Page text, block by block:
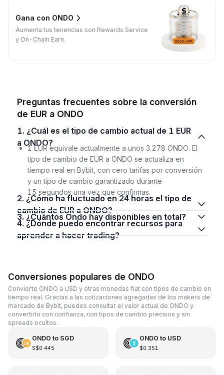
Gana con ONDO
Aumenta tus tenencias con Rewards Service
y On-Chain Earn.
Preguntas frecuentes sobre la conversión
de EUR a ONDO
1. ¿Cuál es el tipo de cambio actual de 1 EUR
a ONDO?
1 EUR equivale actualmente a unos 3.278 ONDO. El
tipo de cambio de EUR a ONDO se actualiza en
tiempo real en Bybit, con cero tarifas por conversión
y un tipo de cambio garantizado durante
15 segundos una vez que confirmas.
2. ¿Cómo ha fluctuado en 24 horas el tipo de
cambio de EUR a ONDO?
3. ¿Cuántos Ondo hay disponibles en total?
4. ¿Dónde puedo encontrar recursos para
aprender a hacer trading?
Conversiones populares de ONDO
Convierte ONDO a USD y otras monedas fiat con tipos de cambio en
tiempo real. Gracias a las cotizaciones agregadas de los makers de
mercado de Bybit, puedes consultar el valor actual de ONDO y
convertirlo con confianza, con tipos de cambio precisos y sin
spreads ocultos.
ONDO to SGD
S$0.445
ONDO to USD
$0.351